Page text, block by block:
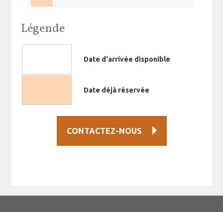
Légende
Date d'arrivée disponible
Date déjà réservée
CONTACTEZ-NOUS